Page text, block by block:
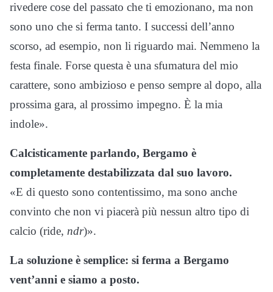
rivedere cose del passato che ti emozionano, ma non
sono uno che si ferma tanto. I successi dell’anno
scorso, ad esempio, non li riguardo mai. Nemmeno la
festa finale. Forse questa è una sfumatura del mio
carattere, sono ambizioso e penso sempre al dopo, alla
prossima gara, al prossimo impegno. È la mia
indole».
Calcisticamente parlando, Bergamo è
completamente destabilizzata dal suo lavoro.
«E di questo sono contentissimo, ma sono anche
convinto che non vi piacerà più nessun altro tipo di
calcio (ride, ndr)».
La soluzione è semplice: si ferma a Bergamo
vent’anni e siamo a posto.